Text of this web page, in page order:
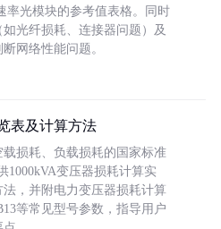
率光模块的参考值表格。同时
光纤损耗、连接器问题）及
网络性能问题。
表及计算方法
损耗、负载损耗的国家标准
1000kVA变压器损耗计算实
，并附电力变压器损耗计算
等常见型号参数，指导用户